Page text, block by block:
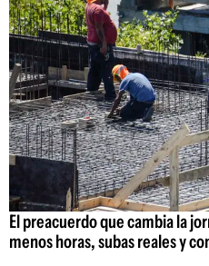
El preacuerdo que cambia la
menos horas, subas reales y